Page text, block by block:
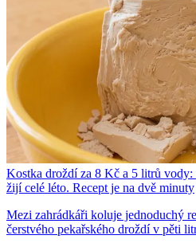
Kostka droždí za 8 Kč a 5 litrů
žijí celé léto. Recept je na dvě minuty
Mezi zahrádkáři koluje jednoduchý
čerstvého pekařského droždí v pěti